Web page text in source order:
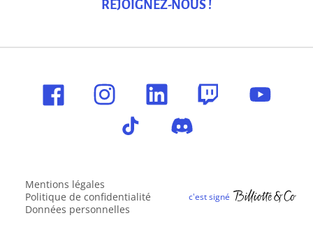
REJOIGNEZ-NOUS !
Mentions légales
Politique de confidentialité
Données personnelles